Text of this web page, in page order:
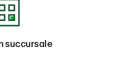
succursale